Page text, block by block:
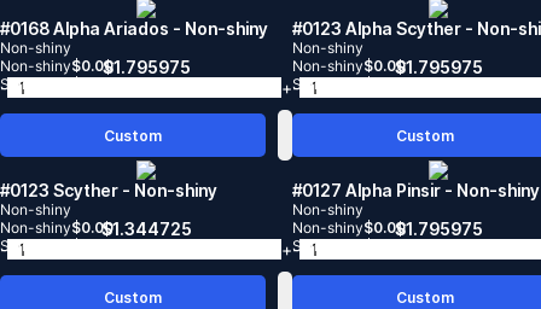
#0168 Alpha Ariados - Non-shiny
Non-shiny
Non-shiny$0.00
Shiny
$1.795975
-
+
Custom
#0123 Alpha Scyther - Non-
Non-shiny
Non-shiny$0.00
Shiny
$1.795975
-
Custom
#0123 Scyther - Non-shiny
Non-shiny
Non-shiny$0.00
Shiny
$1.344725
-
+
Custom
#0127 Alpha Pinsir - Non-shiny
Non-shiny
Non-shiny$0.00
Shiny
$1.795975
-
Custom